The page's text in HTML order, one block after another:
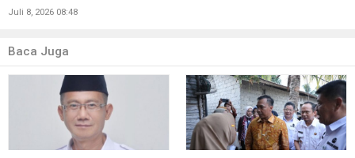
Juli 8, 2026 08:48
Baca Juga